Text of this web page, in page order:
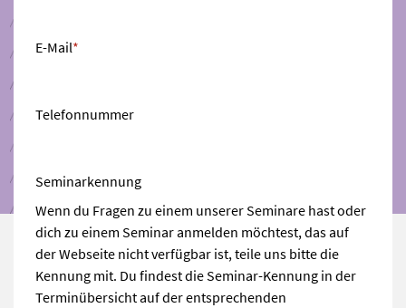
E-Mail*
Telefonnummer
Seminarkennung
Wenn du Fragen zu einem unserer Seminare hast oder
dich zu einem Seminar anmelden möchtest, das auf
der Webseite nicht verfügbar ist, teile uns bitte die
Kennung mit. Du findest die Seminar-Kennung in der
Terminübersicht auf der entsprechenden